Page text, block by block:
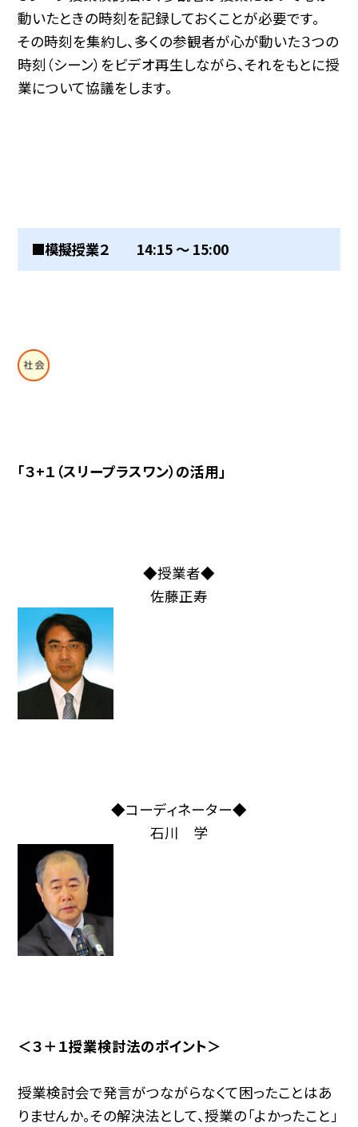
動いたときの時刻を記録しておくことが必要です。
その時刻を集約し、多くの参観者が心が動いた３つの
時刻（シーン）をビデオ再生しながら、それをもとに授
業について協議をします。
■模擬授業２ 14:15 〜 15:00
「３+１（スリープラスワン）の活用」
◆授業者◆
佐藤正寿
◆コーディネーター◆
石川 学
＜３＋１授業検討法のポイント＞
授業検討会で発言がつながらなくて困ったことはあ
りませんか。その解決法として、授業の「よかったこと」